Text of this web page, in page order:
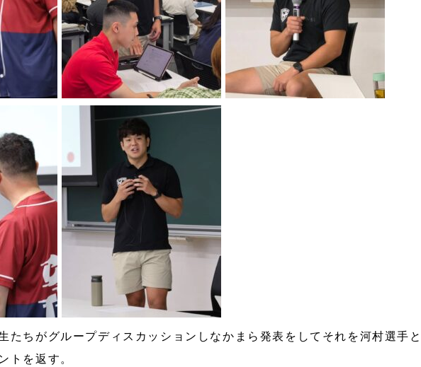
たちがグループディスカッションしなかまら発表をしてそれを河村選手と
トを返す。